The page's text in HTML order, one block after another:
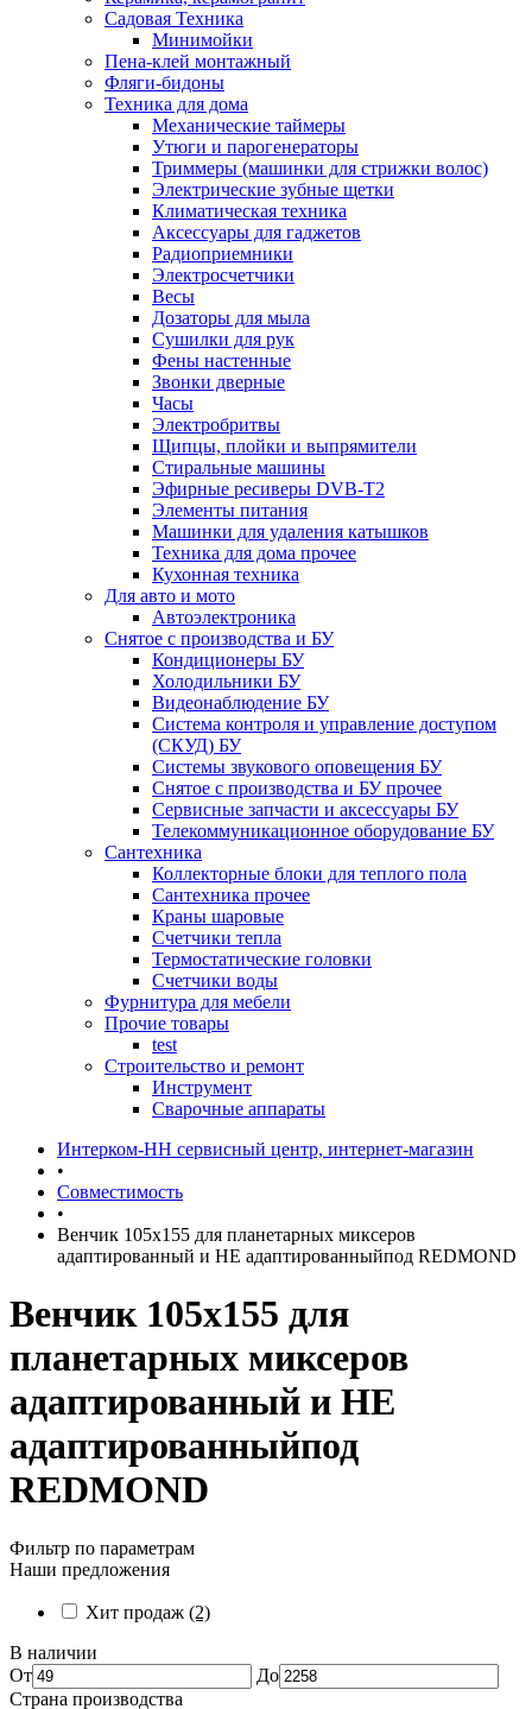
Садовая Техника
Минимойки
Пена-клей монтажный
Фляги-бидоны
Техника для дома
Механические таймеры
Утюги и парогенераторы
Триммеры (машинки для стрижки волос)
Электрические зубные щетки
Климатическая техника
Аксессуары для гаджетов
Радиоприемники
Электросчетчики
Весы
Дозаторы для мыла
Сушилки для рук
Фены настенные
Звонки дверные
Часы
Электробритвы
Щипцы, плойки и выпрямители
Стиральные машины
Эфирные ресиверы DVB-T2
Элементы питания
Машинки для удаления катышков
Техника для дома прочее
Кухонная техника
Для авто и мото
Автоэлектроника
Снятое с производства и БУ
Кондиционеры БУ
Холодильники БУ
Видеонаблюдение БУ
Система контроля и управление доступом
(СКУД) БУ
Системы звукового оповещения БУ
Снятое с производства и БУ прочее
Сервисные запчасти и аксессуары БУ
Телекоммуникационное оборудование БУ
Сантехника
Коллекторные блоки для теплого пола
Сантехника прочее
Краны шаровые
Счетчики тепла
Термоcтатические головки
Счетчики воды
Фурнитура для мебели
Прочие товары
test
Строительство и ремонт
Инструмент
Сварочные аппараты
Интерком-НН сервисный центр, интернет-магазин
•
Совместимость
•
Венчик 105x155 для планетарных миксеров
адаптированный и НЕ адаптированныйпод REDMOND
Венчик 105x155 для
планетарных миксеров
адаптированный и НЕ
адаптированныйпод
REDMOND
Фильтр по параметрам
Наши предложения
Хит продаж (2)
В наличии
От
До
Страна производства